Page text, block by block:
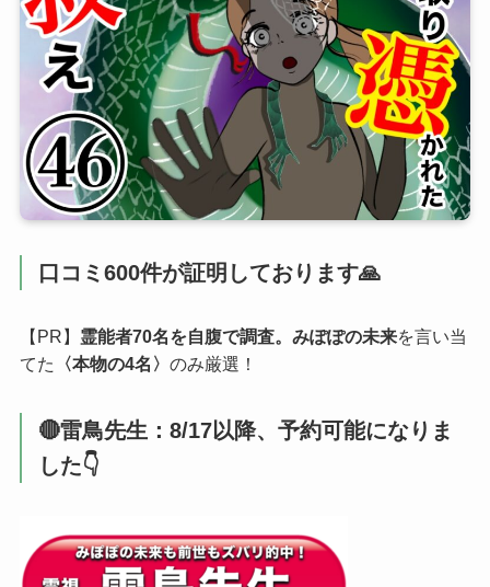
口コミ600件が証明しております🙏
【PR】 霊能者70名を自腹で調査。みぽぽの未来を言い当
てた
〈本物の4名〉 のみ厳選！
🔴雷鳥先生：8/17以降、予約可能になりま
した👇️